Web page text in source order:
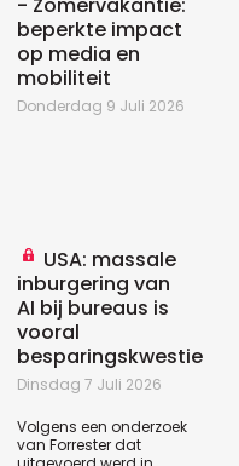
beperkte impact
op media en
mobiliteit
Donderdag 9 Juli 2026
USA: massale
inburgering van
AI bij bureaus is
vooral
besparingskwestie
Dinsdag 7 Juli 2026
Volgens een onderzoek
van Forrester dat